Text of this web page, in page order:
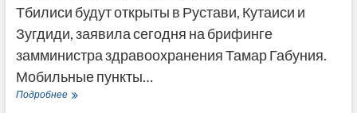
Тбилиси будут открыты в Рустави, Кутаиси и
Зугдиди, заявила сегодня на брифинге
замминистра здравоохранения Тамар Габуния.
Мобильные пункты…
ПодробнееЕще